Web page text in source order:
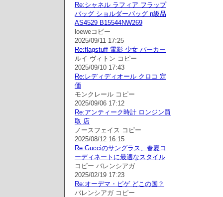
Re:シャネル ラフィア フラップ
バッグ ショルダーバッグ n級品
AS4529 B15544NW269
loeweコピー
2025/09/11 17:25
Re:flagstuff 電影 少女 パーカー
ルイ ヴィトン コピー
2025/09/10 17:43
Re:レディディオール クロコ 定
価
モンクレール コピー
2025/09/06 17:12
Re:アンティーク時計 ロンジン買
取 店
ノースフェイス コピー
2025/08/12 16:15
Re:Gucciのサングラス、春夏コ
ーディネートに最適なスタイル
コピー バレンシアガ
2025/02/19 17:23
Re:オーデマ・ピゲ どこの国？
バレンシアガ コピー